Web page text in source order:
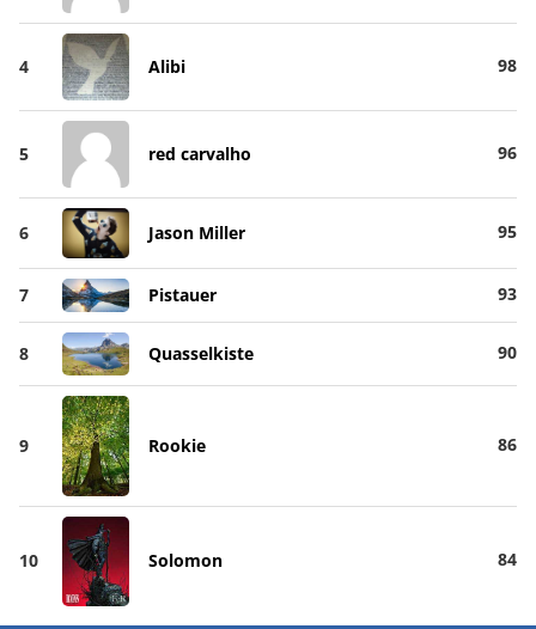
4 Alibi 98
5 red carvalho 96
6 Jason Miller 95
7 Pistauer 93
8 Quasselkiste 90
9 Rookie 86
10 Solomon 84